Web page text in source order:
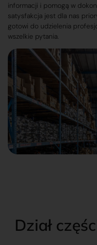
informacji i pomogą w
satysfakcja jest dla nas
gotowi do udzielenia
wszelkie pytania.
Dział